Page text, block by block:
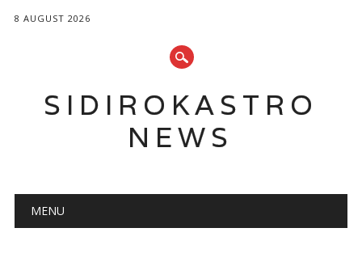
8 AUGUST 2026
SIDIROKASTRO
NEWS
Main menu
MENU